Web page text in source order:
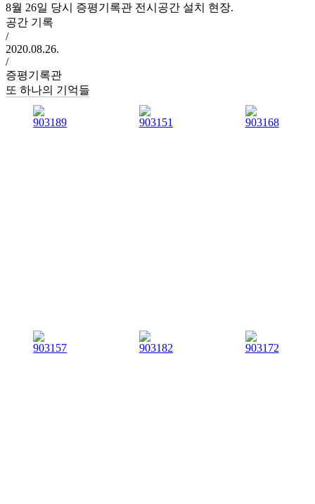
8월 26일 당시 증평기록관 전시공간 설치 현장.
공간 기록
/
2020.08.26.
/
증평기록관
또 하나의 기억들